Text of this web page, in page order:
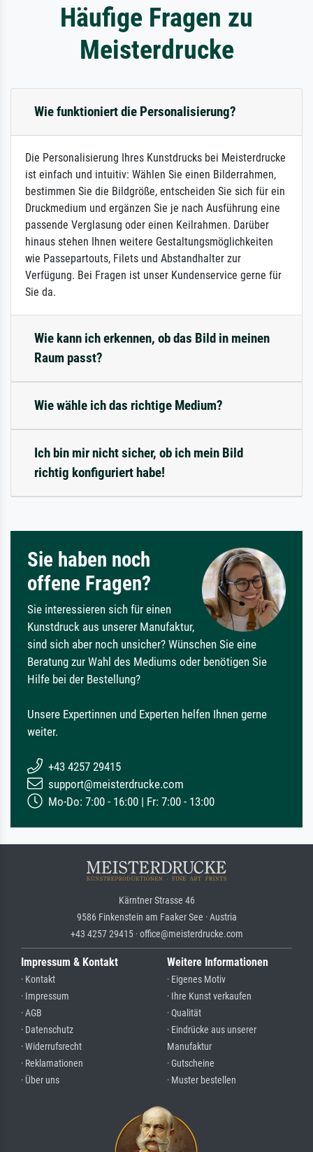
Häufige Fragen zu
Meisterdrucke
Wie funktioniert die Personalisierung?
Die Personalisierung Ihres Kunstdrucks bei Meisterdrucke
ist einfach und intuitiv: Wählen Sie einen Bilderrahmen,
bestimmen Sie die Bildgröße, entscheiden Sie sich für ein
Druckmedium und ergänzen Sie je nach Ausführung eine
passende Verglasung oder einen Keilrahmen. Darüber
hinaus stehen Ihnen weitere Gestaltungsmöglichkeiten
wie Passepartouts, Filets und Abstandhalter zur
Verfügung. Bei Fragen ist unser Kundenservice gerne für
Sie da.
Wie kann ich erkennen, ob das Bild in meinen
Raum passt?
Wie wähle ich das richtige Medium?
Ich bin mir nicht sicher, ob ich mein Bild
richtig konfiguriert habe!
Sie haben noch
offene Fragen?
Sie interessieren sich für einen
Kunstdruck aus unserer Manufaktur,
sind sich aber noch unsicher? Wünschen Sie eine
Beratung zur Wahl des Mediums oder benötigen Sie
Hilfe bei der Bestellung?
Unsere Expertinnen und Experten helfen Ihnen gerne
weiter.
+43 4257 29415
support@meisterdrucke.com
Mo-Do: 7:00 - 16:00 | Fr: 7:00 - 13:00
Kärntner Strasse 46
9586 Finkenstein am Faaker See · Austria
+43 4257 29415 · office@meisterdrucke.com
Impressum & Kontakt
· Kontakt
· Impressum
· AGB
· Datenschutz
· Widerrufsrecht
· Reklamationen
· Über uns
Weitere Informationen
· Eigenes Motiv
· Ihre Kunst verkaufen
· Qualität
· Eindrücke aus unserer
Manufaktur
· Gutscheine
· Muster bestellen